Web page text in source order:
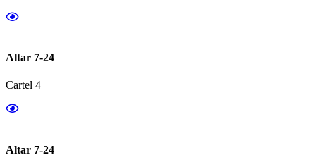
Altar 7-24
Cartel 4
Altar 7-24